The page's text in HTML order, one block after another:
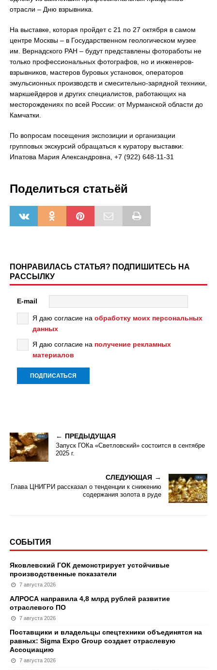
отрасли – Дню взрывника.
На выставке, которая пройдет с 21 по 27 октября в самом
центре Москвы – в Государственном геологическом музее
им. Вернадского РАН – будут представлены фотоработы не
только профессиональных фотографов, но и инженеров-
взрывников, мастеров буровых установок, операторов
эмульсионных производств и смесительно-зарядной техники,
маркшейдеров и других специалистов, работающих на
месторождениях по всей России: от Мурманской области до
Камчатки.
По вопросам посещения экспозиции и организации
групповых экскурсий обращаться к куратору выставки:
Ипатова Мария Александровна, +7 (922) 648-11-31
Поделиться статьёй
ПОНРАВИЛАСЬ СТАТЬЯ? ПОДПИШИТЕСЬ НА
РАССЫЛКУ
E-mail
Я даю согласие на обработку моих персональных
данных
Я даю согласие на получение рекламных
материалов
ПРЕДЫДУЩАЯ
Запуск ГОКа «Светловский» состоится в сентябре
2025 г.
СЛЕДУЮЩАЯ
Глава ЦНИГРИ рассказал о тенденции к снижению
содержания золота в руде
СОБЫТИЯ
Яковлевский ГОК демонстрирует устойчивые
производственные показатели
7 августа 2026
АЛРОСА направила 4,8 млрд рублей развитие
отраслевого ПО
7 августа 2026
Поставщики и владельцы спецтехники объединятся на
равных: Sigma Expo Group создает отраслевую
Ассоциацию
7 августа 2026